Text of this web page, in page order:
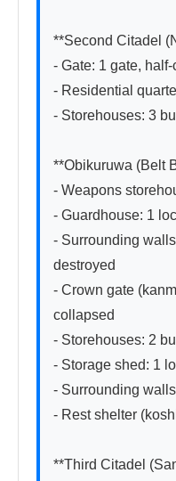
**Second Citadel
- Gate: 1 gate,
- Residential
- Storehouses: 3
**Obikuruwa (Belt
- Weapons
- Guardhouse: 1
- Surrounding
destroyed
- Crown gate
collapsed
- Storehouses: 2
- Storage shed: 1
- Surrounding
- Rest shelter
**Third Citadel